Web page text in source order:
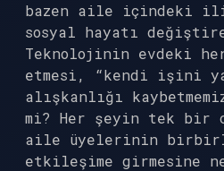
bazen aile içindeki
sosyal hayatı
Teknolojinin evdeki her
etmesi, “kendi işini
alışkanlığı
mi? Her şeyin tek bir
aile üyelerinin
etkileşime girmesine